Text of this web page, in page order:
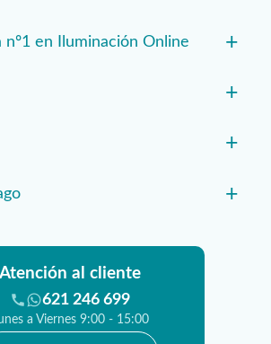
nº1 en Iluminación Online +
+
+
+
Atención al cliente
621 246 699
a Viernes 9:00 - 15:00